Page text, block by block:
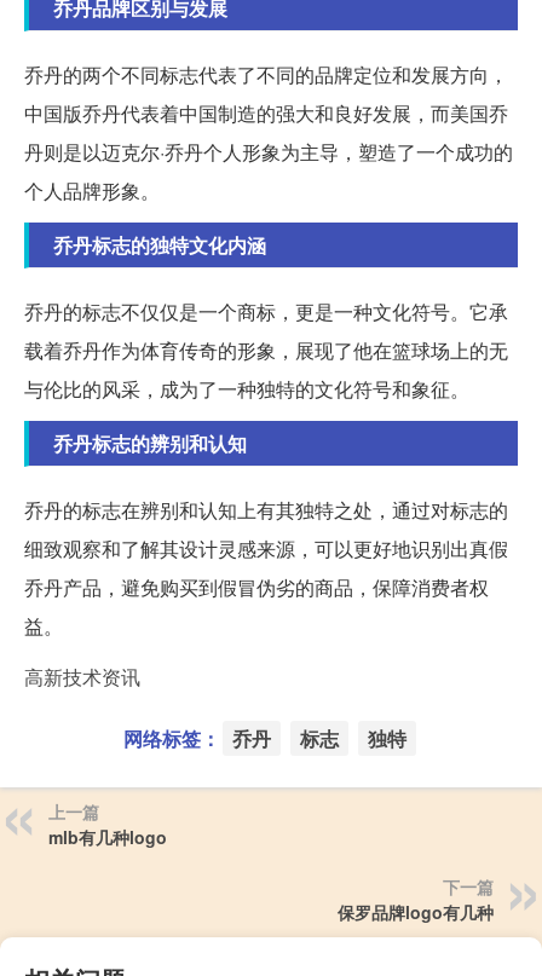
乔丹品牌区别与发展
乔丹的两个不同标志代表了不同的品牌定位和发展方向，
中国版乔丹代表着中国制造的强大和良好发展，而美国乔
丹则是以迈克尔·乔丹个人形象为主导，塑造了一个成功的
个人品牌形象。
乔丹标志的独特文化内涵
乔丹的标志不仅仅是一个商标，更是一种文化符号。它承
载着乔丹作为体育传奇的形象，展现了他在篮球场上的无
与伦比的风采，成为了一种独特的文化符号和象征。
乔丹标志的辨别和认知
乔丹的标志在辨别和认知上有其独特之处，通过对标志的
细致观察和了解其设计灵感来源，可以更好地识别出真假
乔丹产品，避免购买到假冒伪劣的商品，保障消费者权
益。
高新技术资讯
网络标签： 乔丹 标志 独特
上一篇
mlb有几种logo
下一篇
保罗品牌logo有几种